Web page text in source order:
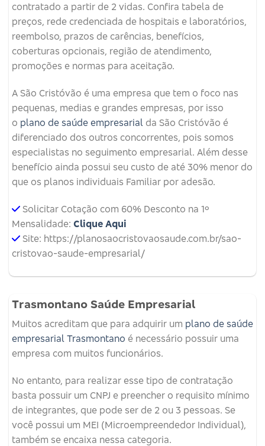
contratado a partir de 2 vidas. Confira tabela de
preços, rede credenciada de hospitais e laboratórios,
reembolso, prazos de carências, benefícios,
coberturas opcionais, região de atendimento,
promoções e normas para aceitação.
A São Cristóvão é uma empresa que tem o foco nas
pequenas, medias e grandes empresas, por isso
o plano de saúde empresarial da São Cristóvão é
diferenciado dos outros concorrentes, pois somos
especialistas no seguimento empresarial. Além desse
benefício ainda possui seu custo de até 30% menor do
que os planos individuais Familiar por adesão.
Solicitar Cotação com 60% Desconto na 1º
Mensalidade: Clique Aqui
Site: https://planosaocristovaosaude.com.br/sao-
cristovao-saude-empresarial/
Trasmontano Saúde Empresarial
Muitos acreditam que para adquirir um plano de saúde
empresarial Trasmontano é necessário possuir uma
empresa com muitos funcionários.
No entanto, para realizar esse tipo de contratação
basta possuir um CNPJ e preencher o requisito mínimo
de integrantes, que pode ser de 2 ou 3 pessoas. Se
você possui um MEI (Microempreendedor Individual),
também se encaixa nessa categoria.